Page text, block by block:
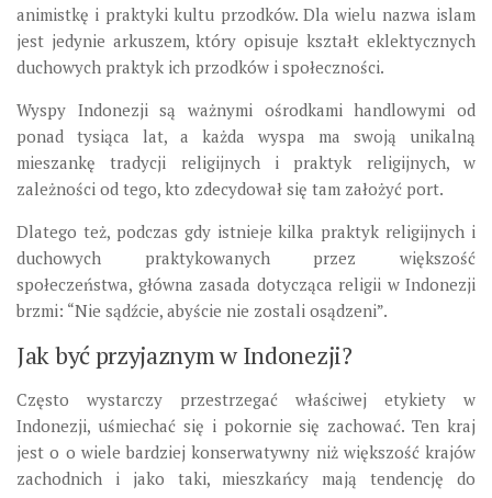
animistkę i praktyki kultu przodków. Dla wielu nazwa islam
jest jedynie arkuszem, który opisuje kształt eklektycznych
duchowych praktyk ich przodków i społeczności.
Wyspy Indonezji są ważnymi ośrodkami handlowymi od
ponad tysiąca lat, a każda wyspa ma swoją unikalną
mieszankę tradycji religijnych i praktyk religijnych, w
zależności od tego, kto zdecydował się tam założyć port.
Dlatego też, podczas gdy istnieje kilka praktyk religijnych i
duchowych praktykowanych przez większość
społeczeństwa, główna zasada dotycząca religii w Indonezji
brzmi: “Nie sądźcie, abyście nie zostali osądzeni”.
Jak być przyjaznym w Indonezji?
Często wystarczy przestrzegać właściwej etykiety w
Indonezji, uśmiechać się i pokornie się zachować. Ten kraj
jest o o wiele bardziej konserwatywny niż większość krajów
zachodnich i jako taki, mieszkańcy mają tendencję do